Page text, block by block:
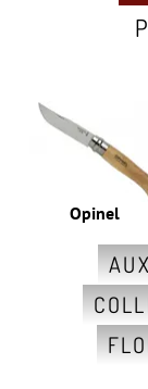
Opinel